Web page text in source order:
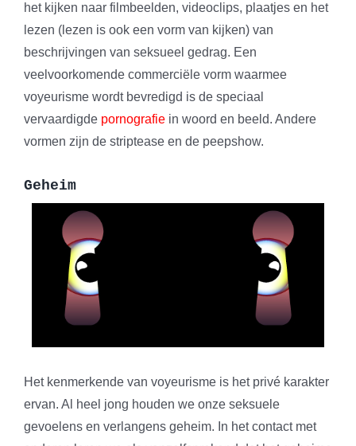
het kijken naar filmbeelden, videoclips, plaatjes en het
lezen (lezen is ook een vorm van kijken) van
beschrijvingen van seksueel gedrag. Een
veelvoorkomende commerciële vorm waarmee
voyeurisme wordt bevredigd is de speciaal
vervaardigde pornografie in woord en beeld. Andere
vormen zijn de striptease en de peepshow.
Geheim
Het kenmerkende van voyeurisme is het privé karakter
ervan. Al heel jong houden we onze seksuele
gevoelens en verlangens geheim. In het contact met